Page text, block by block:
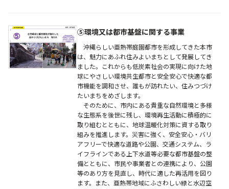
⑤環境又は都市基盤に関する事業
沖縄らしい亜熱帯庭園都市を形成してきた本市
は、魅力にあふれ住みよいまちとして発展してき
ました。これからも低炭素社会の実現に向けた地
球にやさしい環境共生都市と安全安心で快適な都
市機能を調和させ、誰もが訪れたい、住みつづけ
たいまちをめざします。
そのために、市内にある貴重な自然環境と多様
な生態系を後世に残し、環境再生活動に積極的に
取り組むとともに、地球温暖化対策に資する取り
組みを推進します。災害に強く、安全安心・バリ
アフリーで快適な道路や公園、交通システム、ラ
イフラインである上下水道等必要な都市基盤の整
備とともに、市民や事業者との連携により、公園
等のあり方を見直し、時代に適した再活用を図り
ます。また、亜熱帯地域にふさわしい緑と水辺空